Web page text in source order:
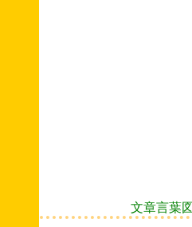
文章言葉